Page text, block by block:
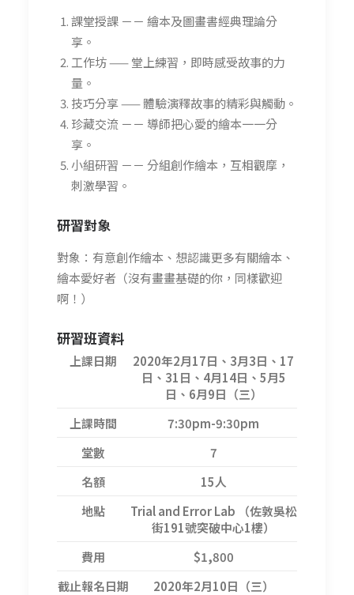
課堂授課 －－ 繪本及圖畫書經典理論分
享。
工作坊 —— 堂上練習，即時感受故事的力
量。
技巧分享 —— 體驗演釋故事的精彩與觸動。
珍藏交流 －－ 導師把心愛的繪本一一分
享。
小組研習 －－ 分組創作繪本，互相觀摩，
刺激學習。
研習對象
對象：有意創作繪本、想認識更多有關繪本、
繪本愛好者（沒有畫畫基礎的你，同樣歡迎
啊！）
研習班資料
上課日期
2020年2月17日、3月3日、17
日、31日、4月14日、5月5
日、6月9日（三）
上課時間
7:30pm-9:30pm
堂數
7
名額
15人
地點
Trial and Error Lab （佐敦吳松
街191號突破中心1樓）
費用
$1,800
截止報名日期
2020年2月10日（三）